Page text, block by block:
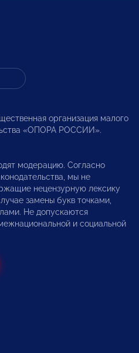
организация малого
«ОПОРА РОССИИ».
модерацию. Согласно
мы не
нецензурную лексику
замены букв точками,
Не допускаются
и социальной